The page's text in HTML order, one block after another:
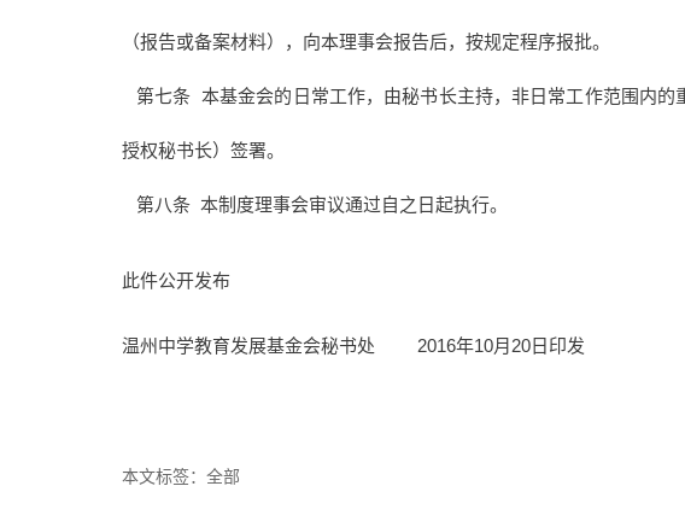
（报告或备案材料），向本理事会报告后，按规定程序报批。
第七条 本基金会的日常工作，由秘书长主持，非日常工作范围内
授权秘书长）签署。
第八条 本制度理事会审议通过自之日起执行。
此件公开发布
温州中学教育发展基金会秘书处 2016年10月20日印发
本文标签： 全部